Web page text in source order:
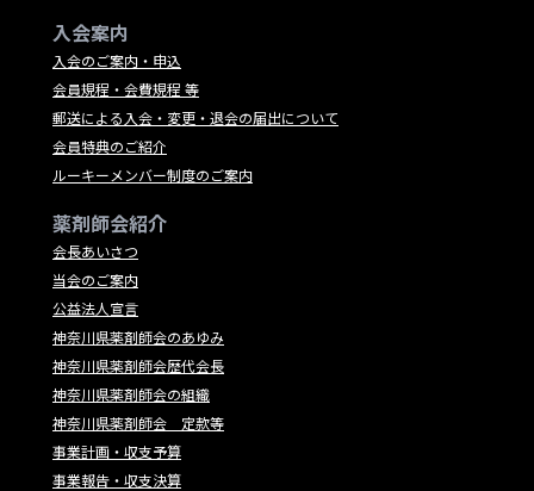
入会案内
入会のご案内・申込
会員規程・会費規程 等
郵送による入会・変更・退会の届出について
会員特典のご紹介
ルーキーメンバー制度のご案内
薬剤師会紹介
会長あいさつ
当会のご案内
公益法人宣言
神奈川県薬剤師会のあゆみ
神奈川県薬剤師会歴代会長
神奈川県薬剤師会の組織
神奈川県薬剤師会 定款等
事業計画・収支予算
事業報告・収支決算